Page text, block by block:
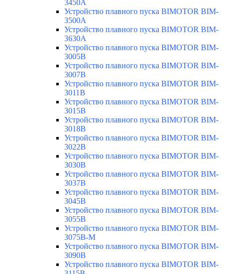
3450A
Устройство плавного пуска BIMOTOR BIM-
3500A
Устройство плавного пуска BIMOTOR BIM-
3630A
Устройство плавного пуска BIMOTOR BIM-
3005B
Устройство плавного пуска BIMOTOR BIM-
3007B
Устройство плавного пуска BIMOTOR BIM-
3011B
Устройство плавного пуска BIMOTOR BIM-
3015B
Устройство плавного пуска BIMOTOR BIM-
3018B
Устройство плавного пуска BIMOTOR BIM-
3022B
Устройство плавного пуска BIMOTOR BIM-
3030B
Устройство плавного пуска BIMOTOR BIM-
3037B
Устройство плавного пуска BIMOTOR BIM-
3045B
Устройство плавного пуска BIMOTOR BIM-
3055B
Устройство плавного пуска BIMOTOR BIM-
3075B-M
Устройство плавного пуска BIMOTOR BIM-
3090B
Устройство плавного пуска BIMOTOR BIM-